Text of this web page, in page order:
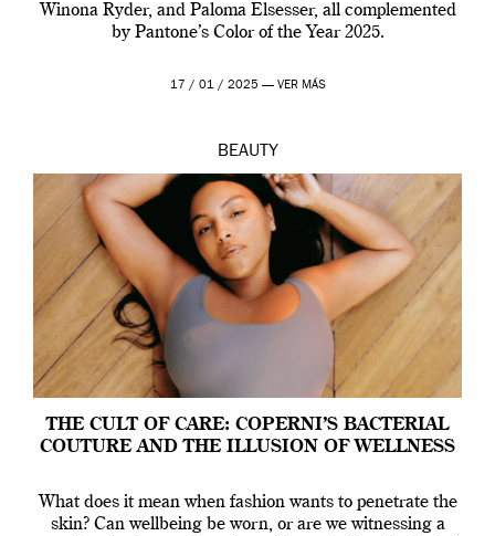
Winona Ryder, and Paloma Elsesser, all complemented
by Pantone’s Color of the Year 2025.
17 / 01 / 2025 — VER MÁS
BEAUTY
THE CULT OF CARE: COPERNI’S BACTERIAL
COUTURE AND THE ILLUSION OF WELLNESS
What does it mean when fashion wants to penetrate the
skin? Can wellbeing be worn, or are we witnessing a